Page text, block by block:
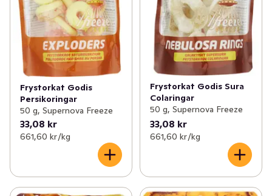
Frystorkat Godis
Persikoringar
50 g, Supernova Freeze
33,08 kr
661,60 kr /kg
Frystorkat Godis Sura
Colaringar
50 g, Supernova Freeze
33,08 kr
661,60 kr /kg